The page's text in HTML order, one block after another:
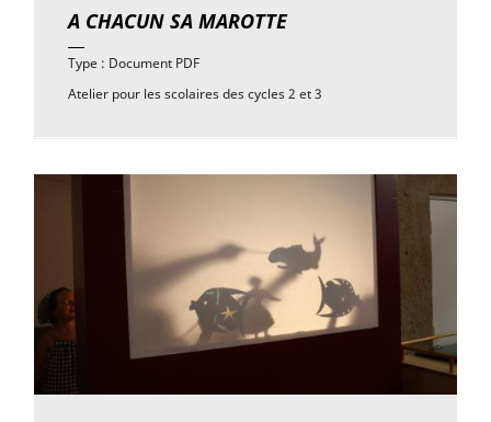
A CHACUN SA MAROTTE
Type : Document PDF
Atelier pour les scolaires des cycles 2 et 3